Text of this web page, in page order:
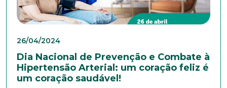
26/04/2024
Dia Nacional de Prevenção e Combate à
Hipertensão Arterial: um coração feliz é
um coração saudável!